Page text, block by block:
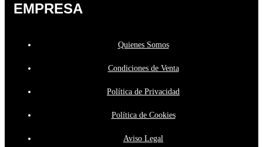
EMPRESA
Quienes Somos
Condiciones de Venta
Política de Privacidad
Política de Cookies
Aviso Legal